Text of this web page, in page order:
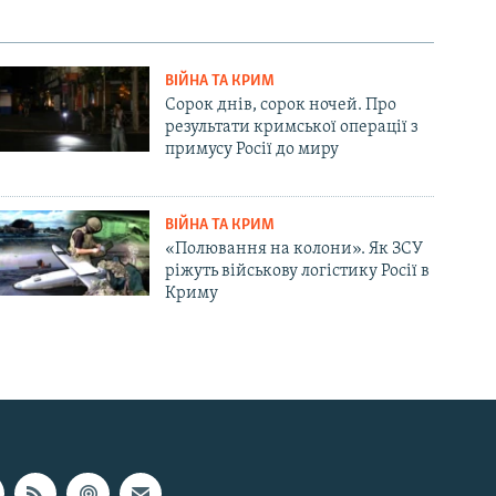
ВІЙНА ТА КРИМ
Сорок днів, сорок ночей. Про
результати кримської операції з
примусу Росії до миру
ВІЙНА ТА КРИМ
«Полювання на колони». Як ЗСУ
ріжуть військову логістику Росії в
Криму